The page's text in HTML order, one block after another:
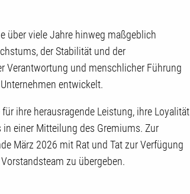
über viele Jahre hinweg maßgeblich
der Stabilität und der
Verantwortung und menschlicher Führung
entwickelt.
ihre herausragende Leistung, ihre Loyalität
einer Mitteilung des Gremiums. Zur
März 2026 mit Rat und Tat zur Verfügung
zu übergeben.